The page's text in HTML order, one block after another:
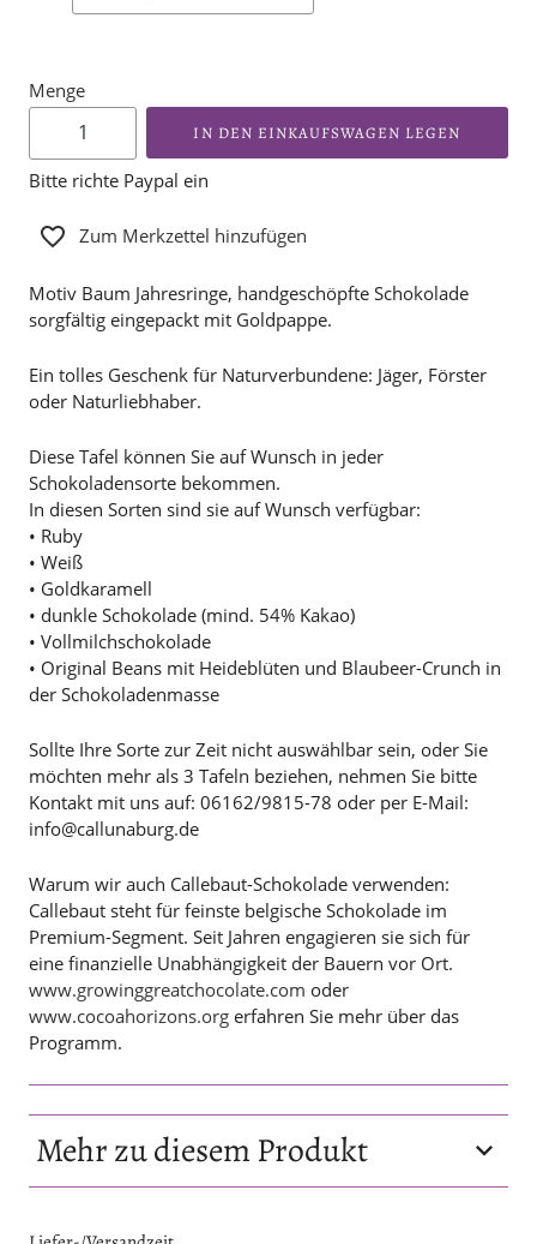
Menge
IN DEN EINKAUFSWAGEN LEGEN
Bitte richte Paypal ein
Zum Merkzettel hinzufügen
Motiv Baum Jahresringe, handgeschöpfte Schokolade
sorgfältig eingepackt mit Goldpappe.
Ein tolles Geschenk für Naturverbundene: Jäger, Förster
oder Naturliebhaber.
Diese Tafel können Sie auf Wunsch in jeder
Schokoladensorte bekommen.
In diesen Sorten sind sie auf Wunsch verfügbar:
• Ruby
• Weiß
• Goldkaramell
• dunkle Schokolade (mind. 54% Kakao)
• Vollmilchschokolade
• Original Beans mit Heideblüten und Blaubeer-Crunch in
der Schokoladenmasse
Sollte Ihre Sorte zur Zeit nicht auswählbar sein, oder Sie
möchten mehr als 3 Tafeln beziehen, nehmen Sie bitte
Kontakt mit uns auf: 06162/9815-78 oder per E-Mail:
info@callunaburg.de
Warum wir auch Callebaut-Schokolade verwenden:
Callebaut steht für feinste belgische Schokolade im
Premium-Segment. Seit Jahren engagieren sie sich für
eine finanzielle Unabhängigkeit der Bauern vor Ort.
www.growinggreatchocolate.com oder
www.cocoahorizons.org erfahren Sie mehr über das
Programm.
Mehr zu diesem Produkt